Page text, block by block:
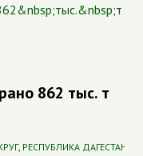
862 тыс. т
, РЕСПУБЛИКА ДАГЕСТАН